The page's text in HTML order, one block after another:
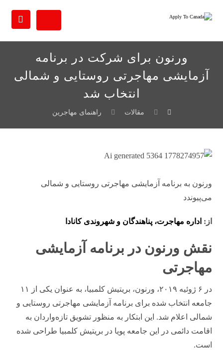
ورنون برای شرکت در برنامه
آزمایشی مهاجرتی روستایی و شمالی
انتخاب شد
مقالات راهنمای مهاجرین
ورنون به برنامه آزمایشی مهاجرتی روستایی و شمالی
می‌پیوندد
از: اداره مهاجرت، پناهندگان و شهروندی کانادا
نقش ورنون در برنامه آزمایشی
مهاجرتی
در ۶ ژوئیه ۲۰۱۹، ورنون، بریتیش کلمبیا، به عنوان یکی از ۱۱
جامعه انتخاب شده برای برنامه آزمایشی مهاجرتی روستایی و
شمالی اعلام شد. این ابتکار به منظور تشویق تازه‌واردان به
اقامت دائمی در این جامعه پویا در بریتیش کلمبیا طراحی شده
است.